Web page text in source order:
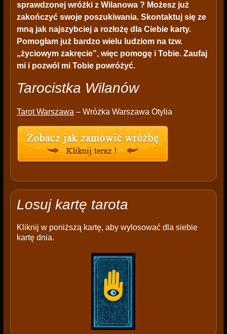
sprawdzonej wróżki z Wilanowa ? Możesz już
zakończyć swoje poszukiwania. Skontaktuj się ze
mną jak najszybciej a rozłożę dla Ciebie karty.
Pomogłam już bardzo wielu ludziom na tzw.
„życiowym zakręcie”, więc pomogę i Tobie. Zaufaj
mi i pozwól mi Tobie powróżyć.
Tarocistka Wilanów
Tarot Warszawa – Wróżka Warszawa Otylia
Losuj kartę tarota
Kliknij w poniższą kartę, aby wylosować dla siebie
kartę dnia.